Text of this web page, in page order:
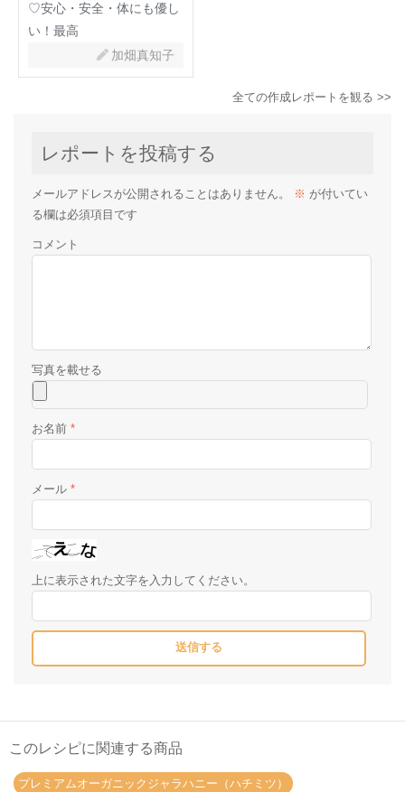
♡安心・安全・体にも優し
い！最高
加畑真知子
全ての作成レポートを観る >>
レポートを投稿する
メールアドレスが公開されることはありません。 ※ が付いてい
る欄は必須項目です
コメント
お名前 *
メール *
上に表示された文字を入力してください。
このレシピに関連する商品
プレミアムオーガニックジャラハニー（ハチミツ）